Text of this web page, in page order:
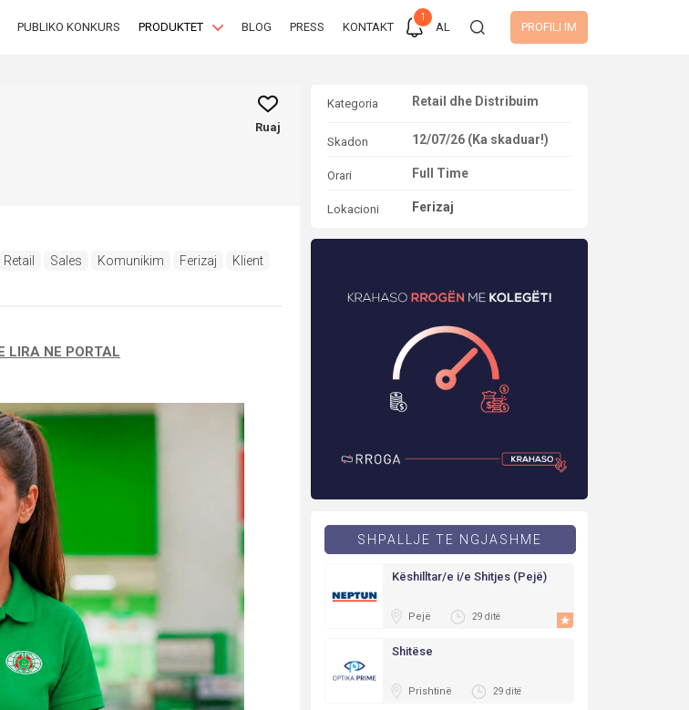
PUBLIKO KONKURS PRODUKTET BLOG PRESS KONTAKT
1
AL PROFILI IM
Ruaj
Retail Sales Komunikim Ferizaj
Klient
Kategoria Retail dhe Distribuim
Skadon 12/07/26 (Ka skaduar!)
Orari Full Time
Lokacioni Ferizaj
SHPALLJE TE NGJASHME
Këshilltar/e i/e Shitjes (Pejë)
Pejë 29 ditë
Shitëse
Prishtinë 29 ditë